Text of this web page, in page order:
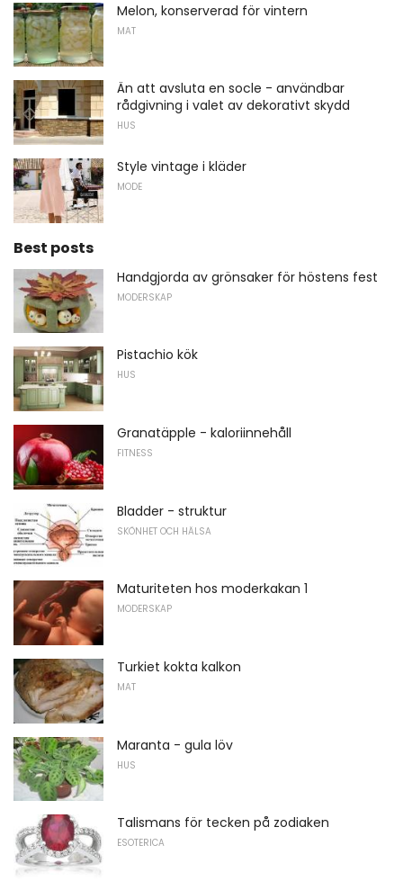
Melon, konserverad för vintern
MAT
Än att avsluta en socle - användbar
rådgivning i valet av dekorativt skydd
HUS
Style vintage i kläder
MODE
Best posts
Handgjorda av grönsaker för höstens fest
MODERSKAP
Pistachio kök
HUS
Granatäpple - kaloriinnehåll
FITNESS
Bladder - struktur
SKÖNHET OCH HÄLSA
Maturiteten hos moderkakan 1
MODERSKAP
Turkiet kokta kalkon
MAT
Maranta - gula löv
HUS
Talismans för tecken på zodiaken
ESOTERICA